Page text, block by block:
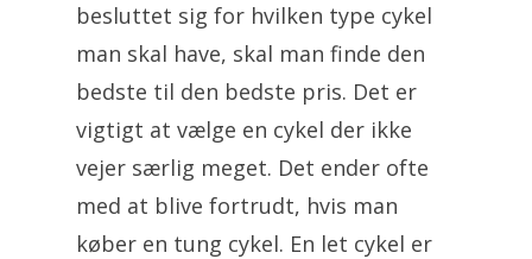
besluttet sig for hvilken type cykel
man skal have, skal man finde den
bedste til den bedste pris. Det er
vigtigt at vælge en cykel der ikke
vejer særlig meget. Det ender ofte
med at blive fortrudt, hvis man
køber en tung cykel. En let cykel er